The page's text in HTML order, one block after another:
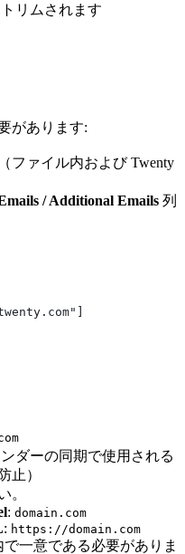
リムされます
があります:
ファイル内および Twenty
/ Additional Emails 列
ダーの同期で使用される
止）
。
: domain.com
: https://domain.com
一意である必要がありま